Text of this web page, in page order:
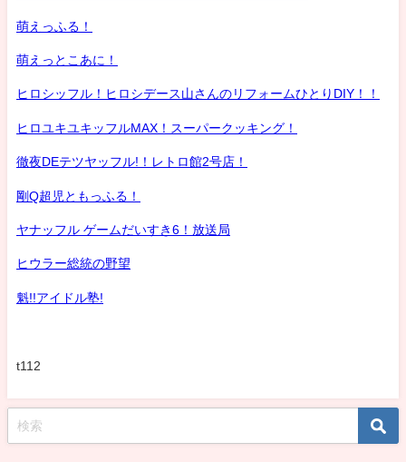
萌えっふる！
萌えっとこあに！
ヒロシッフル！ヒロシデース山さんのリフォームひとりDIY！！
ヒロユキユキッフルMAX！スーパークッキング！
徹夜DEテツヤッフル!！レトロ館2号店！
剛Q超児ともっふる！
ヤナッフル ゲームだいすき6！放送局
ヒウラー総統の野望
魁!!アイドル塾!
t112